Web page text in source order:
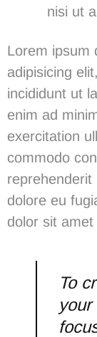
nisi ut
Lorem ipsum
adipisicing
incididunt ut
enim ad
exercitation
commodo
reprehenderit
dolore eu
dolor sit
To